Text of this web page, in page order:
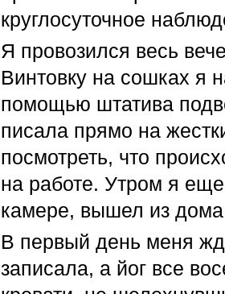
круглосуточное
Я провозился весь
Винтовку на сошках я
помощью штатива
писала прямо на
посмотреть, что
на работе. Утром я
камере, вышел из
В первый день меня
записала, а йог все